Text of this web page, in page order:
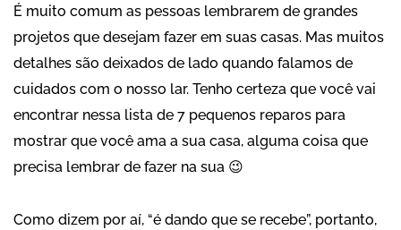
É muito comum as pessoas lembrarem de grandes
projetos que desejam fazer em suas casas. Mas muitos
detalhes são deixados de lado quando falamos de
cuidados com o nosso lar. Tenho certeza que você vai
encontrar nessa lista de 7 pequenos reparos para
mostrar que você ama a sua casa, alguma coisa que
precisa lembrar de fazer na sua 😉
Como dizem por aí, “é dando que se recebe”, portanto,